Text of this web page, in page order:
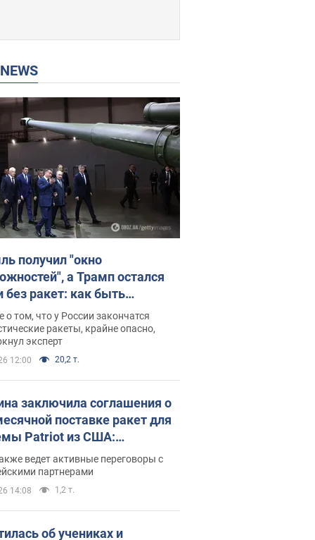
NEWS
получил "окно
а Трамп остался
без ракет: как быть
Интервью с Мельником
о том, что у России закончатся
ракеты, крайне опасно,
эксперт
12:00 20,2 т.
заключила соглашения о
поставке ракет для
Patriot из США:
раскрыл подробности
ведет активные переговоры с
партнерами
14:08 1,2 т.
об учениках и